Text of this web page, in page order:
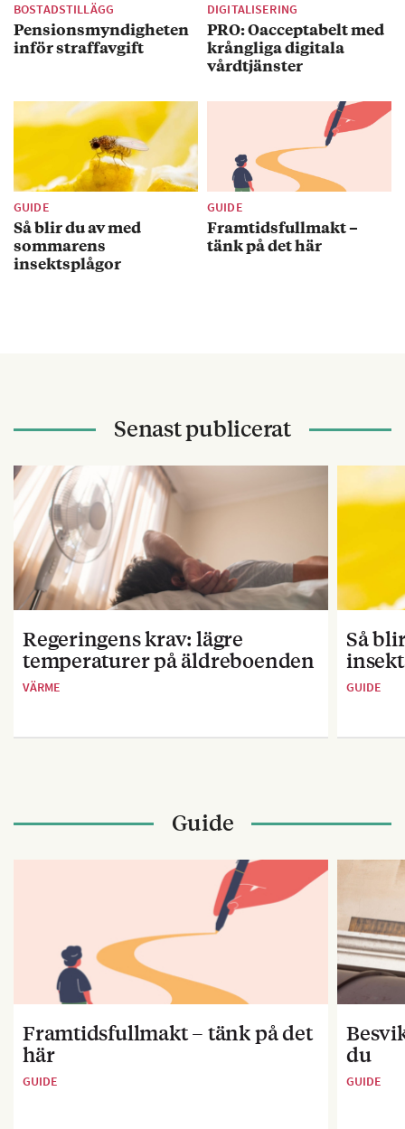
BOSTADSTILLÄGG
Pensionsmyndigheten
inför straffavgift
DIGITALISERING
PRO: Oacceptabelt med
krångliga digitala
vårdtjänster
GUIDE
Så blir du av med
sommarens
insektsplågor
GUIDE
Framtidsfullmakt –
tänk på det här
Senast publicerat
Regeringens krav: lägre
temperaturer på äldreboenden
VÄRME
Så
GUIDE
Guide
Framtidsfullmakt – tänk på det
här
GUIDE
du
GUIDE